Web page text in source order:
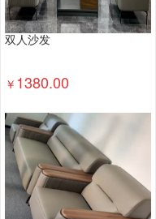
双人沙发
￥ 1380.00